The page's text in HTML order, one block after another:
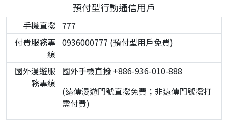
預付型行動通信用戶
手機直撥 777
付費服務專
線
0936000777 (預付型用戶免費)
國外漫遊服
務專線
國外手機直撥 +886-936-010-888
(遠傳漫遊門號直撥免費；非遠傳門號撥打
需付費)